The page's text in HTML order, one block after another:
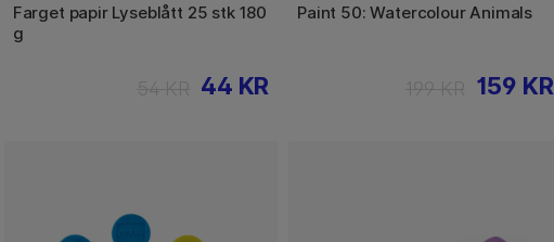
Farget papir Lyseblått 25 stk 180
g
44 KR
Paint 50: Watercolour Animals
159 KR